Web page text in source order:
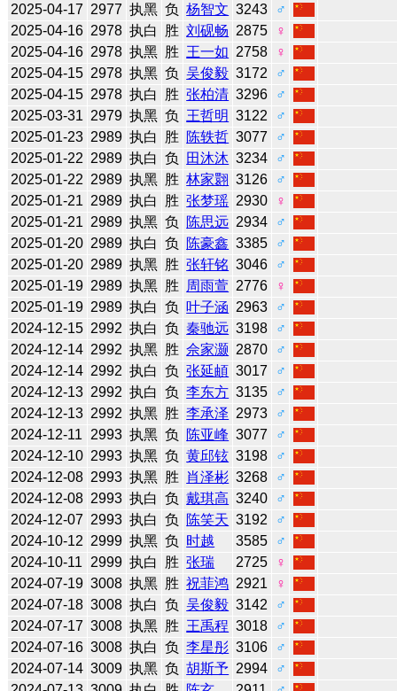
2025-04-17 2977 执黑 负 杨智文 3243
♂
2025-04-16 2978 执白 胜 刘砚畅 2875
♀
2025-04-16 2978 执黑 胜 王一如 2758
♀
2025-04-15 2978 执黑 负 吴俊毅 3172
♂
2025-04-15 2978 执白 胜 张柏清 3296
♂
2025-03-31 2979 执黑 负 王哲明 3122
♂
2025-01-23 2989 执白 胜 陈轶哲 3077
♂
2025-01-22 2989 执白 负 田沐沐 3234
♂
2025-01-22 2989 执黑 胜 林家翾 3126
♂
2025-01-21 2989 执白 胜 张梦瑶 2930
♀
2025-01-21 2989 执黑 负 陈思远 2934
♂
2025-01-20 2989 执白 负 陈豪鑫 3385
♂
2025-01-20 2989 执黑 胜 张轩铭 3046
♂
2025-01-19 2989 执黑 胜 周雨萱 2776
♀
2025-01-19 2989 执白 负 叶子涵 2963
♂
2024-12-15 2992 执白 负 秦驰远 3198
♂
2024-12-14 2992 执黑 胜 佘家灏 2870
♂
2024-12-14 2992 执白 负 张延頔 3017
♂
2024-12-13 2992 执白 负 李东方 3135
♂
2024-12-13 2992 执黑 胜 李承泽 2973
♂
2024-12-11
2993 执黑 负 陈亚峰 3077
♂
2024-12-10 2993 执黑 负 黄邱铉 3198
♂
2024-12-08 2993 执黑 胜 肖泽彬 3268
♂
2024-12-08 2993 执白 负 戴琪高 3240
♂
2024-12-07 2993 执白 负 陈笑天 3192
♂
2024-10-12 2999 执黑 负 时越 3585
♂
2024-10-11
2999 执白 胜 张瑞 2725
♀
2024-07-19 3008 执黑 胜 祝菲鸿 2921
♀
2024-07-18 3008 执白 负 吴俊毅 3142
♂
2024-07-17 3008 执黑 胜 王禹程 3018
♂
2024-07-16 3008 执白 负 李星彤 3106
♂
2024-07-14 3009 执黑 负 胡斯予 2994
♂